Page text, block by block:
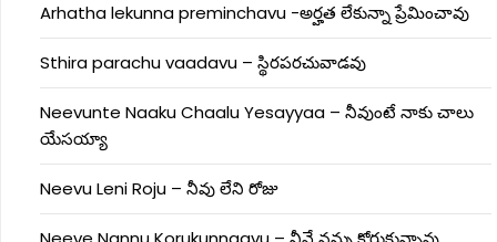
Arhatha lekunna preminchavu -అర్హత లేకున్నా ప్రేమించావు
Sthira parachu vaadavu – స్థిరపరచువాడవు
Neevunte Naaku Chaalu Yesayyaa – నీవుంటే నాకు చాలు
యేసయ్యా
Neevu Leni Roju – నీవు లేని రోజు